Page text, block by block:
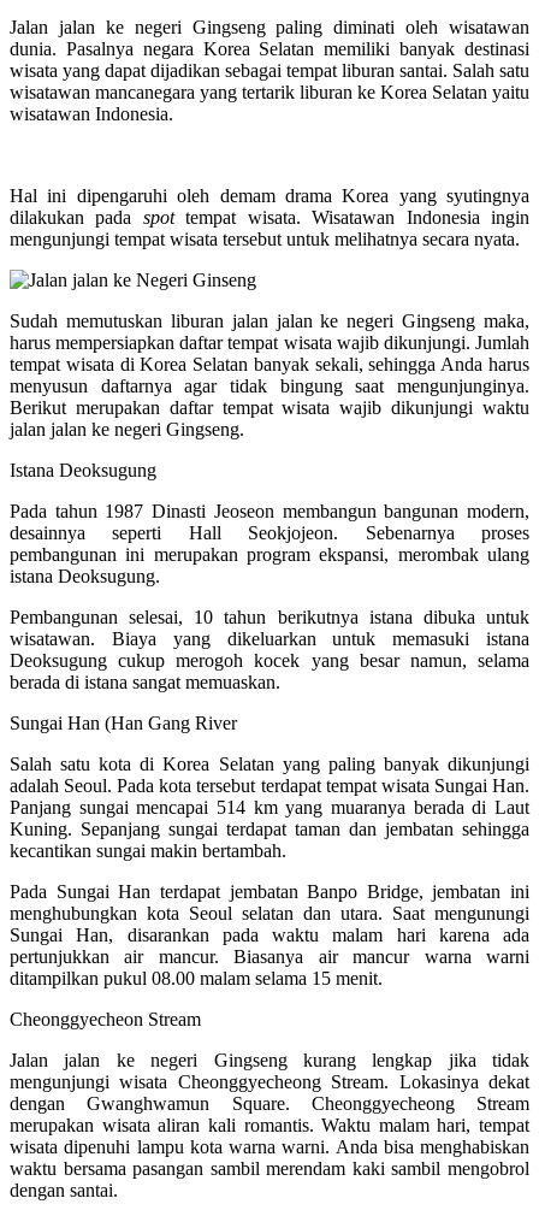
Jalan jalan ke negeri Gingseng paling diminati oleh wisatawan
dunia. Pasalnya negara Korea Selatan memiliki banyak destinasi
wisata yang dapat dijadikan sebagai tempat liburan santai. Salah satu
wisatawan mancanegara yang tertarik liburan ke Korea Selatan yaitu
wisatawan Indonesia.
Hal ini dipengaruhi oleh demam drama Korea yang syutingnya
dilakukan pada spottempat wisata. Wisatawan Indonesia ingin
mengunjungi tempat wisata tersebut untuk melihatnya secara nyata.
Sudah memutuskan liburan jalan jalan ke negeri Gingseng maka,
harus mempersiapkan daftar tempat wisata wajib dikunjungi. Jumlah
tempat wisata di Korea Selatan banyak sekali, sehingga Anda harus
menyusun daftarnya agar tidak bingung saat mengunjunginya.
Berikut merupakan daftar tempat wisata wajib dikunjungi waktu
jalan jalan ke negeri Gingseng.
Istana Deoksugung
Pada tahun 1987 Dinasti Jeoseon membangun bangunan modern,
desainnya seperti Hall Seokjojeon. Sebenarnya proses
pembangunan ini merupakan program ekspansi, merombak ulang
istana Deoksugung.
Pembangunan selesai, 10 tahun berikutnya istana dibuka untuk
wisatawan. Biaya yang dikeluarkan untuk memasuki istana
Deoksugung cukup merogoh kocek yang besar namun, selama
berada di istana sangat memuaskan.
Sungai Han (Han Gang River
Salah satu kota di Korea Selatan yang paling banyak dikunjungi
adalah Seoul. Pada kota tersebut terdapat tempat wisata Sungai Han.
Panjang sungai mencapai 514 km yang muaranya berada di Laut
Kuning. Sepanjang sungai terdapat taman dan jembatan sehingga
kecantikan sungai makin bertambah.
Pada Sungai Han terdapat jembatan Banpo Bridge, jembatan ini
menghubungkan kota Seoul selatan dan utara. Saat mengunungi
Sungai Han, disarankan pada waktu malam hari karena ada
pertunjukkan air mancur. Biasanya air mancur warna warni
ditampilkan pukul 08.00 malam selama 15 menit.
Cheonggyecheon Stream
Jalan jalan ke negeri Gingseng kurang lengkap jika tidak
mengunjungi wisata Cheonggyecheong Stream. Lokasinya dekat
dengan Gwanghwamun Square. Cheonggyecheong Stream
merupakan wisata aliran kali romantis. Waktu malam hari, tempat
wisata dipenuhi lampu kota warna warni. Anda bisa menghabiskan
waktu bersama pasangan sambil merendam kaki sambil mengobrol
dengan santai.